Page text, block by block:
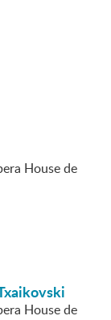
House de
House de